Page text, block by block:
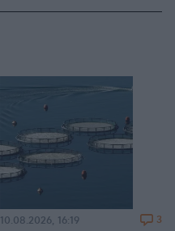
10.08.2026, 16:19 3